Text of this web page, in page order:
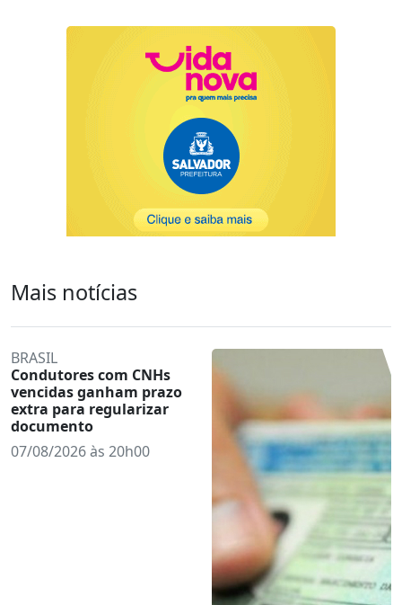
Mais notícias
BRASIL
Condutores com CNHs
vencidas ganham prazo
extra para regularizar
documento
07/08/2026 às 20h00